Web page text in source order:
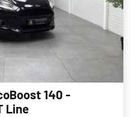
140 -
Line